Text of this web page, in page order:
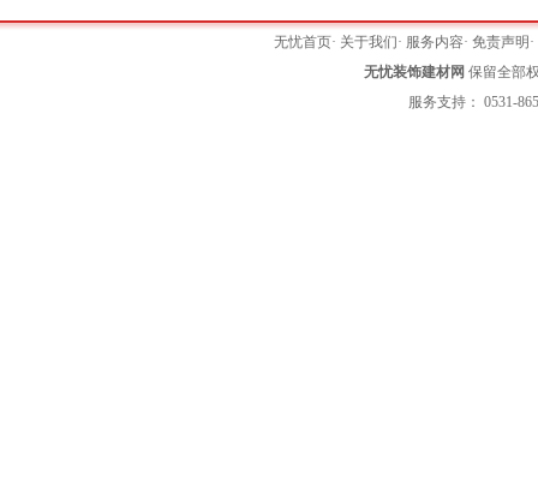
无忧首页· 关于我们· 服务内容·免责声明 ·
无忧装饰建材网 保留全部
服务支持： 0531-